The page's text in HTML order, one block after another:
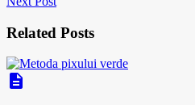
Related Posts
description